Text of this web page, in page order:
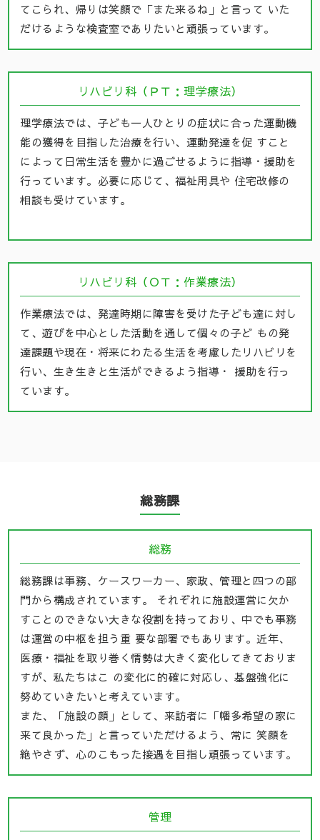
てこられ、帰りは笑顔で「また来るね」と言って いた
だけるような検査室でありたいと頑張っています。
リハビリ科（ＰＴ：理学療法）
理学療法では、子ども一人ひとりの症状に合った運動機
能の獲得を目指した治療を行い、運動発達を促 すこと
によって日常生活を豊かに過ごせるように指導・援助を
行っています。必要に応じて、福祉用具や 住宅改修の
相談も受けています。
リハビリ科（ＯＴ：作業療法）
作業療法では、発達時期に障害を受けた子ども達に対し
て、遊びを中心とした活動を通して個々の子ど もの発
達課題や現在・将来にわたる生活を考慮したリハビリを
行い、生き生きと生活ができるよう指導・ 援助を行っ
ています。
総務課
総務
総務課は事務、ケースワーカー、家政、管理と四つの部
門から構成されています。 それぞれに施設運営に欠か
すことのできない大きな役割を持っており、中でも事務
は運営の中枢を担う重 要な部署でもあります。近年、
医療・福祉を取り巻く情勢は大きく変化してきておりま
すが、私たちはこ の変化に的確に対応し、基盤強化に
努めていきたいと考えています。
また、「施設の顔」として、来訪者に「幡多希望の家に
来て良かった」と言っていただけるよう、常に 笑顔を
絶やさず、心のこもった接遇を目指し頑張っています。
管理